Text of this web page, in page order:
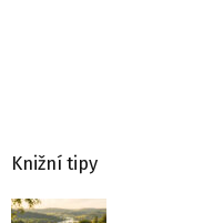
Knižní tipy